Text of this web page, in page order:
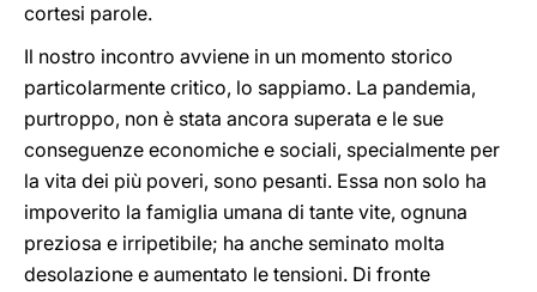
cortesi parole.
Il nostro incontro avviene in un momento storico
particolarmente critico, lo sappiamo. La pandemia,
purtroppo, non è stata ancora superata e le sue
conseguenze economiche e sociali, specialmente per
la vita dei più poveri, sono pesanti. Essa non solo ha
impoverito la famiglia umana di tante vite, ognuna
preziosa e irripetibile; ha anche seminato molta
desolazione e aumentato le tensioni. Di fronte